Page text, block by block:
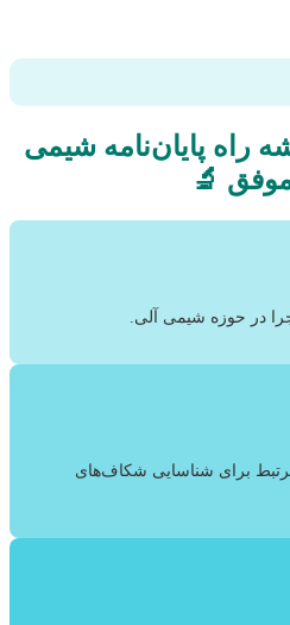
راه پایان‌نامه شیمی
موفق 🔬
در حوزه شیمی آلی.
برای شناسایی شکاف‌های